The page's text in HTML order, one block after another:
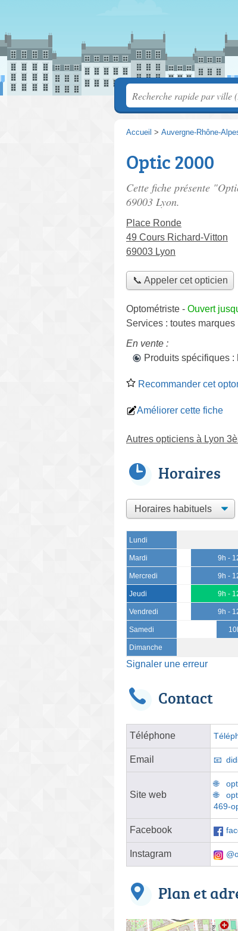
Accueil > Auvergne-Rhône-
Optic 2000
Cette fiche présente
69003 Lyon.
Place Ronde
49 Cours Richard-Vitton
69003 Lyon
📞 Appeler cet opticien
Optométriste - Ouvert
Services : toutes marques
En vente :
Produits spécifiques :
Recommander cet
Améliorer cette fiche
Autres opticiens à Lyon
Horaires
Lundi
Mardi 9h -
Mercredi 9h -
Jeudi 9h -
Vendredi 9h -
Samedi
Dimanche
Signaler une erreur
Contact
Téléphone
Email
Site web
469-
Facebook
Instagram
Plan et